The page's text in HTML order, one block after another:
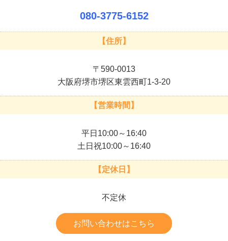
080-3775-6152
【住所】
〒590-0013
大阪府堺市堺区東雲西町1-3-20
【営業時間】
平日10:00～16:40
土日祝10:00～16:40
【定休日】
不定休
お問い合わせはこちら